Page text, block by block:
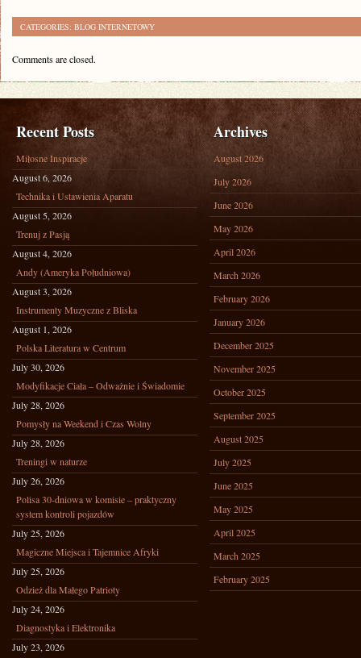
CATEGORIES: BLOG INTERNETOWY
Comments are closed.
Recent Posts
Miłosne Inspiracje
August 6, 2026
Technika i Ustawienia Aparatu
August 5, 2026
Trenuj z Pasją
August 4, 2026
Andy (Ameryka Południowa)
August 3, 2026
Instrumenty Muzyczne z Bliska
August 1, 2026
Polska Literatura w Centrum
July 30, 2026
Modyfikacje Ciała – Odważnie i Świadomie
July 28, 2026
Pomysły na Weekend i Czas Wolny
July 28, 2026
Treningi w naturze
July 26, 2026
Polisa 30-dniowa w komisie – praktyczny
system kontroli pojazdów
July 25, 2026
Magiczne Miejsca i Tajemnice Afryki
July 25, 2026
Odzież dla Małego Patrioty
July 24, 2026
Diagnostyka i Elektronika
July 23, 2026
Archives
August 2026
July 2026
June 2026
May 2026
April 2026
March 2026
February 2026
January 2026
December 2025
November 2025
October 2025
September 2025
August 2025
July 2025
June 2025
May 2025
April 2025
March 2025
February 2025